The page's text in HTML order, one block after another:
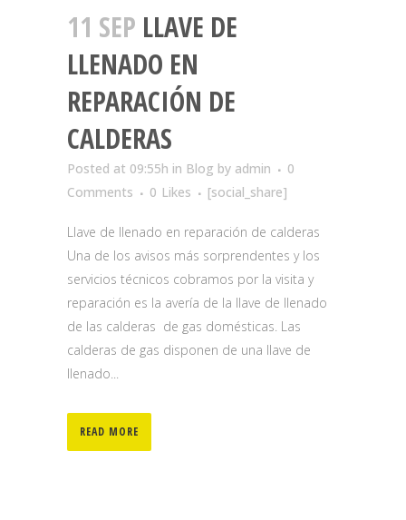
11 SEP LLAVE DE
LLENADO EN
REPARACIÓN DE
CALDERAS
Posted at 09:55h in Blog by admin
0
Comments
0 Likes [social_share]
Llave de llenado en reparación de calderas
Una de los avisos más sorprendentes y los
servicios técnicos cobramos por la visita y
reparación es la avería de la llave de llenado
de las calderas de gas domésticas. Las
calderas de gas disponen de una llave de
llenado...
READ MORE